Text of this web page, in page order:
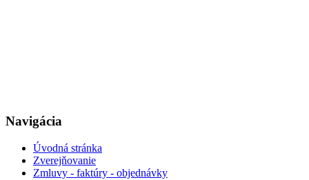
Navigácia
Úvodná stránka
Zverejňovanie
Zmluvy - faktúry - objednávky